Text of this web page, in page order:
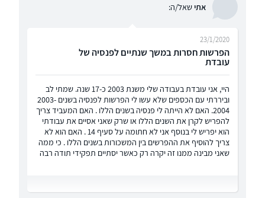
אתישאל/ה:
הפרשות חסרות במשך שנתיים לפנסיה של
עובדת
23/1/2020
היי, אני עובדת בעבודה שלי משנת 2003 כ-17 שנה. שמתי לב
וביררתי עם הכספים שלא עשו לי הפרשות לפנסיה בשנים 2003-
2004. האם לא הייתה לי פנסיה בשנים הללו . האם המעביד צריך
להפריש לקרן את השנים הללו או שרק שאני אסיים את עבודתי
הוא יפריש לי בנוסף אני לא חתומה על סעיף 14 . האם הוא לא
צריך להוסיף את ההפרשים בין המשכורות בשנים הללו . כי ממה
שאני מבינה ממנו זה יקרה רק כאשר יסתיים תפקידי תודה רבה